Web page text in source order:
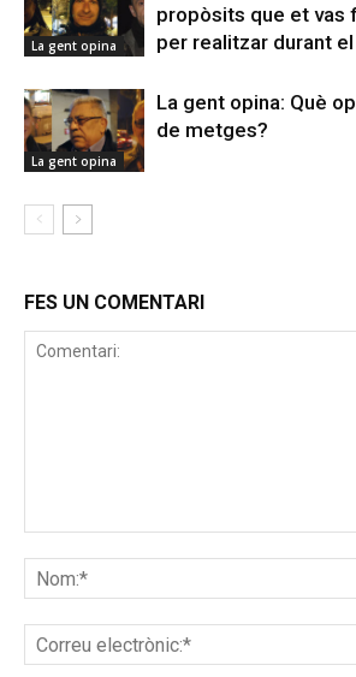
La gent opina
propòsits que et vas
per realitzar durant
La gent opina
La gent opina: Què
de metges?
FES UN COMENTARI